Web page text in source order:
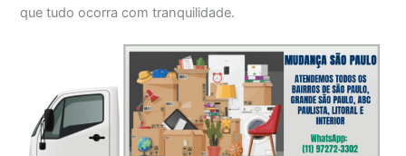
que tudo ocorra com tranquilidade.